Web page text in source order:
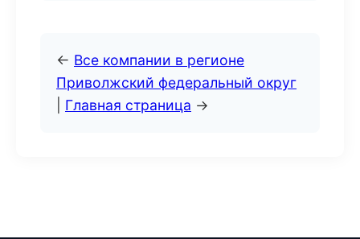
← Все компании в регионе
Приволжский федеральный округ
Главная страница →